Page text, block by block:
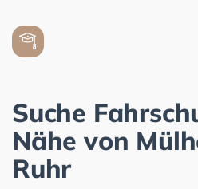
Suche
Nähe von
Ruhr